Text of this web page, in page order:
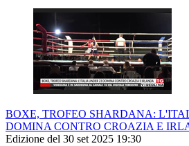
BOXE, TROFEO SHARDANA:
DOMINA CONTRO CROAZIA E
Edizione del 30 set 2025 19:30